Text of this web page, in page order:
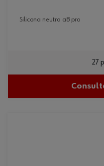
silicona neutra a8 pro
27